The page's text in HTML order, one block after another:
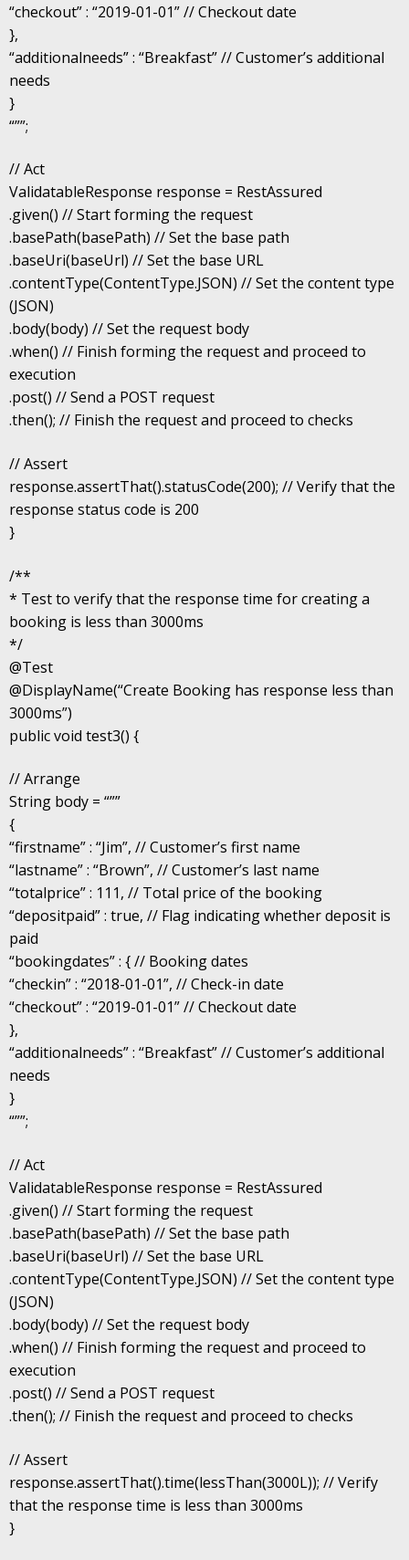
“checkout” : “2019-01-01” // Checkout date
},
“additionalneeds” : “Breakfast” // Customer’s additional
needs
}
“””;
// Act
ValidatableResponse response = RestAssured
.given() // Start forming the request
.basePath(basePath) // Set the base path
.baseUri(baseUrl) // Set the base URL
.contentType(ContentType.JSON) // Set the content type
(JSON)
.body(body) // Set the request body
.when() // Finish forming the request and proceed to
execution
.post() // Send a POST request
.then(); // Finish the request and proceed to checks
// Assert
response.assertThat().statusCode(200); // Verify that the
response status code is 200
}
/**
* Test to verify that the response time for creating a
booking is less than 3000ms
*/
@Test
@DisplayName(“Create Booking has response less than
3000ms”)
public void test3() {
// Arrange
String body = “””
{
“firstname” : “Jim”, // Customer’s first name
“lastname” : “Brown”, // Customer’s last name
“totalprice” : 111, // Total price of the booking
“depositpaid” : true, // Flag indicating whether deposit is
paid
“bookingdates” : { // Booking dates
“checkin” : “2018-01-01”, // Check-in date
“checkout” : “2019-01-01” // Checkout date
},
“additionalneeds” : “Breakfast” // Customer’s additional
needs
}
“””;
// Act
ValidatableResponse response = RestAssured
.given() // Start forming the request
.basePath(basePath) // Set the base path
.baseUri(baseUrl) // Set the base URL
.contentType(ContentType.JSON) // Set the content type
(JSON)
.body(body) // Set the request body
.when() // Finish forming the request and proceed to
execution
.post() // Send a POST request
.then(); // Finish the request and proceed to checks
// Assert
response.assertThat().time(lessThan(3000L)); // Verify
that the response time is less than 3000ms
}